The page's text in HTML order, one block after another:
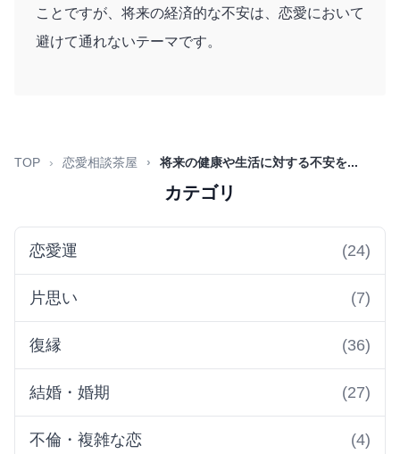
ことですが、将来の経済的な不安は、恋愛において
避けて通れないテーマです。
TOP 恋愛相談茶屋 将来の健康や生活に対する不安を...
カテゴリ
恋愛運 (24)
片思い (7)
復縁 (36)
結婚・婚期 (27)
不倫・複雑な恋 (4)